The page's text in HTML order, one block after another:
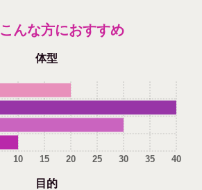
こんな方におすすめ
体型
10 15 20 25 30 35 40
目的